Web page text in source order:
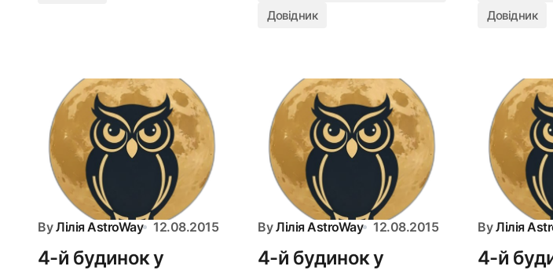
Довідник
Довідник
By Лілія AstroWay 12.08.2015
4-й будинок у
By Лілія AstroWay 12.08.2015
4-й будинок у
By Лілія
4-й